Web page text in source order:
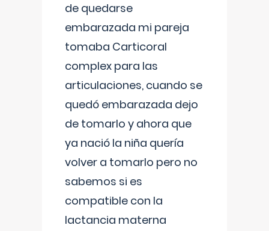
de quedarse
embarazada mi pareja
tomaba Carticoral
complex para las
articulaciones, cuando se
quedó embarazada dejo
de tomarlo y ahora que
ya nació la niña quería
volver a tomarlo pero no
sabemos si es
compatible con la
lactancia materna